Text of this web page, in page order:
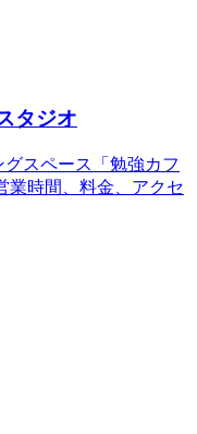
タジオ
スペース「勉強カフ
業時間、料金、アクセ